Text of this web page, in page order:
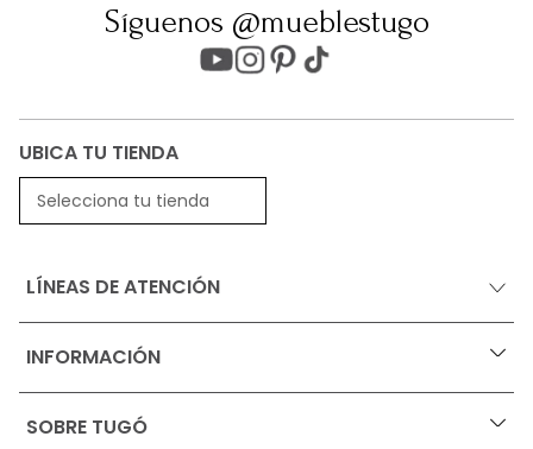
Síguenos @mueblestugo
UBICA TU TIENDA
Selecciona tu tienda
LÍNEAS DE ATENCIÓN
INFORMACIÓN +
Ofertas vigentes
SOBRE TUGÓ +